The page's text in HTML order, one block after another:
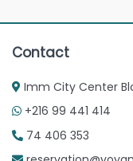
Contact
Imm City Center
+216 99 441 414
74 406 353